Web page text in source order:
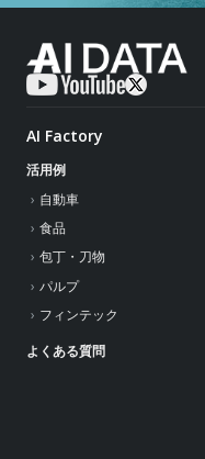
AI Factory
活用例
自動車
食品
包丁・刀物
パルプ
フィンテック
よくある質問